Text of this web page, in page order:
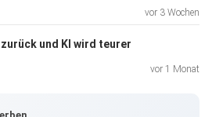
sagt eine aktuelle Apple-
vor 3 Wochen
und KI wird teurer
vor 1 Monat